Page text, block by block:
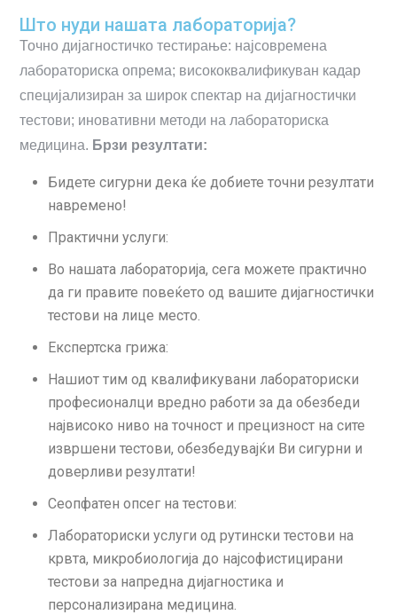
Што нуди нашата лабораторија?
Точно дијагностичко тестирање: најсовремена
лабораториска опрема; висококвалификуван кадар
специјализиран за широк спектар на дијагностички
тестови; иновативни методи на лабораториска
медицина. Брзи резултати:
Бидете сигурни дека ќе добиете точни резултати
навремено!
Практични услуги:
Во нашата лабораторија, сега можете практично
да ги правите повеќето од вашите дијагностички
тестови на лице место.
Експертска грижа:
Нашиот тим од квалификувани лабораториски
професионалци вредно работи за да обезбеди
највисоко ниво на точност и прецизност на сите
извршени тестови, обезбедувајќи Ви сигурни и
доверливи резултати!
Сеопфатен опсег на тестови:
Лабораториски услуги од рутински тестови на
крвта, микробиологија до најсофистицирани
тестови за напредна дијагностика и
персонализирана медицина.